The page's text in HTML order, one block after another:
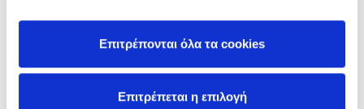
Επιτρέπονται όλα τα cookies
Επιτρέπεται η επιλογή
αφγανικής κυβέρνησης εναντίον των
αντικομμουνιστών μουσουλμάνων ανταρτών, δεν είχε
Λενινισμού στο λαό του Αφγανιστάν. Ο στόχος ήταν
πάντα να διασφαλίσει η Μόσχα τον έλεγχο της